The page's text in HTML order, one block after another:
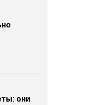
они